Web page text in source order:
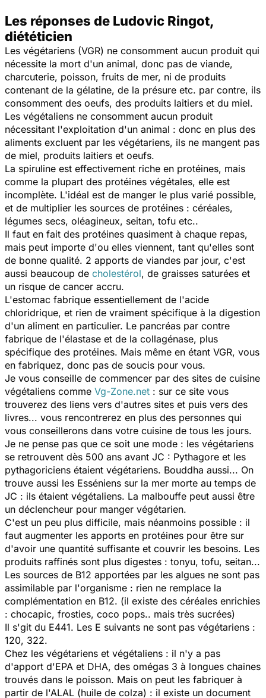
Les réponses de Ludovic Ringot,
diététicien
Les végétariens (VGR) ne consomment aucun produit qui
nécessite la mort d'un animal, donc pas de viande,
charcuterie, poisson, fruits de mer, ni de produits
contenant de la gélatine, de la présure etc. par contre, ils
consomment des oeufs, des produits laitiers et du miel.
Les végétaliens ne consomment aucun produit
nécessitant l'exploitation d'un animal : donc en plus des
aliments excluent par les végétariens, ils ne mangent pas
de miel, produits laitiers et oeufs.
La spiruline est effectivement riche en protéines, mais
comme la plupart des protéines végétales, elle est
incomplète. L'idéal est de manger le plus varié possible,
et de multiplier les sources de protéines : céréales,
légumes secs, oléagineux, seitan, tofu etc..
Il faut en fait des protéines quasiment à chaque repas,
mais peut importe d'ou elles viennent, tant qu'elles sont
de bonne qualité. 2 apports de viandes par jour, c'est
aussi beaucoup de cholestérol, de graisses saturées et
un risque de cancer accru.
L'estomac fabrique essentiellement de l'acide
chloridrique, et rien de vraiment spécifique à la digestion
d'un aliment en particulier. Le pancréas par contre
fabrique de l'élastase et de la collagénase, plus
spécifique des protéines. Mais même en étant VGR, vous
en fabriquez, donc pas de soucis pour vous.
Je vous conseille de commencer par des sites de cuisine
végétaliens comme Vg-Zone.net : sur ce site vous
trouverez des liens vers d'autres sites et puis vers des
livres... vous rencontrerez en plus des personnes qui
vous conseillerons dans votre cuisine de tous les jours.
Je ne pense pas que ce soit une mode : les végétariens
se retrouvent dès 500 ans avant JC : Pythagore et les
pythagoriciens étaient végétariens. Bouddha aussi... On
trouve aussi les Esséniens sur la mer morte au temps de
JC : ils étaient végétaliens. La malbouffe peut aussi être
un déclencheur pour manger végétarien.
C'est un peu plus difficile, mais néanmoins possible : il
faut augmenter les apports en protéines pour être sur
d'avoir une quantité suffisante et couvrir les besoins. Les
produits raffinés sont plus digestes : tonyu, tofu, seitan...
Les sources de B12 apportées par les algues ne sont pas
assimilable par l'organisme : rien ne remplace la
complémentation en B12. (il existe des céréales enrichies
: chocapic, frosties, coco pops.. mais très sucrées)
Il s'git du E441. Les E suivants ne sont pas végétariens :
120, 322.
Chez les végétariens et végétaliens : il n'y a pas
d'apport d'EPA et DHA, des omégas 3 à longues chaines
trouvés dans le poisson. Mais on peut les fabriquer à
partir de l'ALAL (huile de colza) : il existe un document